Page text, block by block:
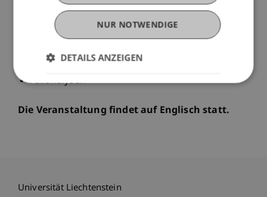
Bargeldschmuggel bis zur Verwendung von
Krypto-Assets
Internationale Normen und Rechtsvorschriften
(#FATF)
Prävention und Strafverfolgungspraktiken
Fallanalysen
Die Veranstaltung findet auf Englisch statt.
Universität Liechtenstein
NUR NOTWENDIGE
DETAILS ANZEIGEN